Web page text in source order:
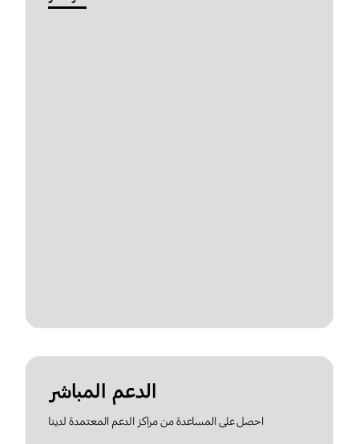
الدعم المباشر
احصل على المساعدة من مراكز الدعم المعتمدة لدينا